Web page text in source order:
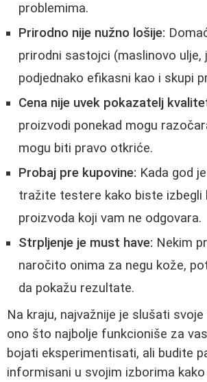
problemima.
Prirodno nije nužno lošije:
prirodni sastojci (maslinovo ulje,
podjednako efikasni kao i skupi
Cena nije uvek pokazatelj
proizvodi ponekad mogu
mogu biti pravo otkriće.
Probaj pre kupovine: Kada god
tražite testere kako biste izbegli
proizvoda koji vam ne odgovara.
Strpljenje je must have: Nekim
naročito onima za negu kože,
da pokažu rezultate.
Na kraju, najvažnije je slušati
ono što najbolje funkcioniše za
bojati eksperimentisati, ali budite
informisani u svojim izborima